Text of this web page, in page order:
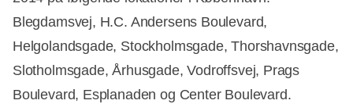
Blegdamsvej, H.C. Andersens Boulevard,
Helgolandsgade, Stockholmsgade, Thorshavnsgade,
Slotholmsgade, Århusgade, Vodroffsvej, Prags
Boulevard, Esplanaden og Center Boulevard.